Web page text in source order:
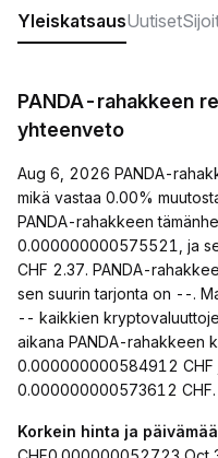
YleiskatsausUutiset
PANDA-rahakkeen
yhteenveto
Aug 6, 2026 PANDA-
mikä vastaa 0.00%
PANDA-rahakkeen
0.000000000575521, ja
CHF 2.37. PANDA-
sen suurin tarjonta on --.
-- kaikkien
aikana PANDA-rahakkeen
0.000000000584912 CHF
0.000000000573612 CHF.
Korkein hinta ja